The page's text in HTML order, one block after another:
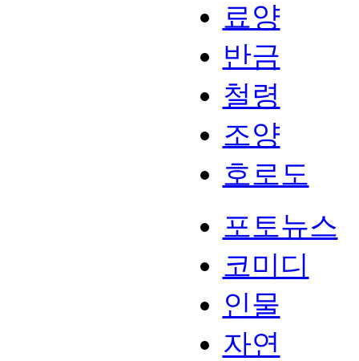
료양
반금
철령
조양
호로도
포토뉴스
코미디
인물
자연